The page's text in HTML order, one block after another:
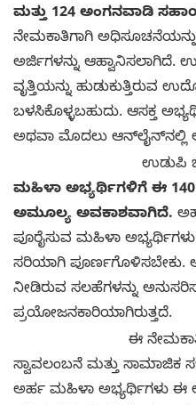
ಮತ್ತು 124 ಅಂಗನವಾಡಿ
ನೇಮಕಾತಿಗಾಗಿ
ಅರ್ಜಿಗಳನ್ನು ಆಹ್ವಾನಿಸಲಾಗಿದೆ.
ವೃತ್ತಿಯನ್ನು ಹುಡುಕುತ್ತಿರುವ
ಬಳಸಿಕೊಳ್ಳಬಹುದು. ಆಸಕ್ತ
ಅಥವಾ ಮೊದಲು ಆನ್‌ಲೈನ್‌ನಲ್ಲಿ
ಉಡುಪಿ
ಮಹಿಳಾ ಅಭ್ಯರ್ಥಿಗಳಿಗೆ ಈ 140
ಅಮೂಲ್ಯ ಅವಕಾಶವಾಗಿದೆ.
ಪೂರೈಸುವ ಮಹಿಳಾ
ಸರಿಯಾಗಿ ಪೂರ್ಣಗೊಳಿಸಬೇಕು.
ನೀಡಿರುವ ಸಲಹೆಗಳನ್ನು
ಪ್ರಯೋಜನಕಾರಿಯಾಗಿರುತ್ತದೆ.
ಈ ನೇಮಕಾತಿಯು
ಸ್ವಾವಲಂಬನೆ ಮತ್ತು ಸಾಮಾಜಿಕ
ಅರ್ಹ ಮಹಿಳಾ ಅಭ್ಯರ್ಥಿಗಳು ಈ